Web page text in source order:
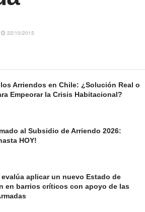
22/10/2015
Arriendos en Chile: ¿Solución Real o
Empeorar la Crisis Habitacional?
al Subsidio de Arriendo 2026:
HOY!
aplicar un nuevo Estado de
en barrios críticos con apoyo de las